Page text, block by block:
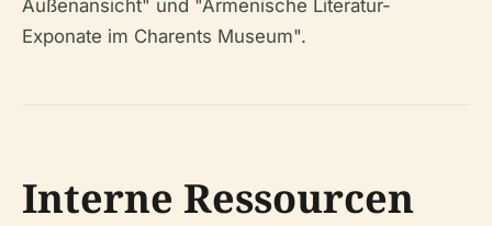
Außenansicht" und "Armenische Literatur-
Exponate im Charents Museum".
Interne Ressourcen